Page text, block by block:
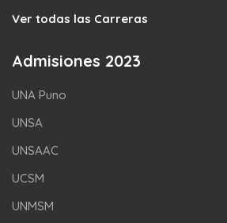
Ver todas las Carreras
Admisiones 2023
UNA Puno
UNSA
UNSAAC
UCSM
UNMSM